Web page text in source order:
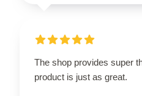
The shop provides super
product is just as great.